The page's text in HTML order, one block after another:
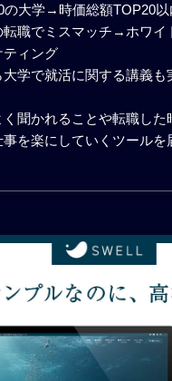
の大学→時価総額TOP20以
職でミスマッチ→ホワイ
ティング
学で就活に関する講義も
聞かれることや転職した
事を楽にしていくツールを